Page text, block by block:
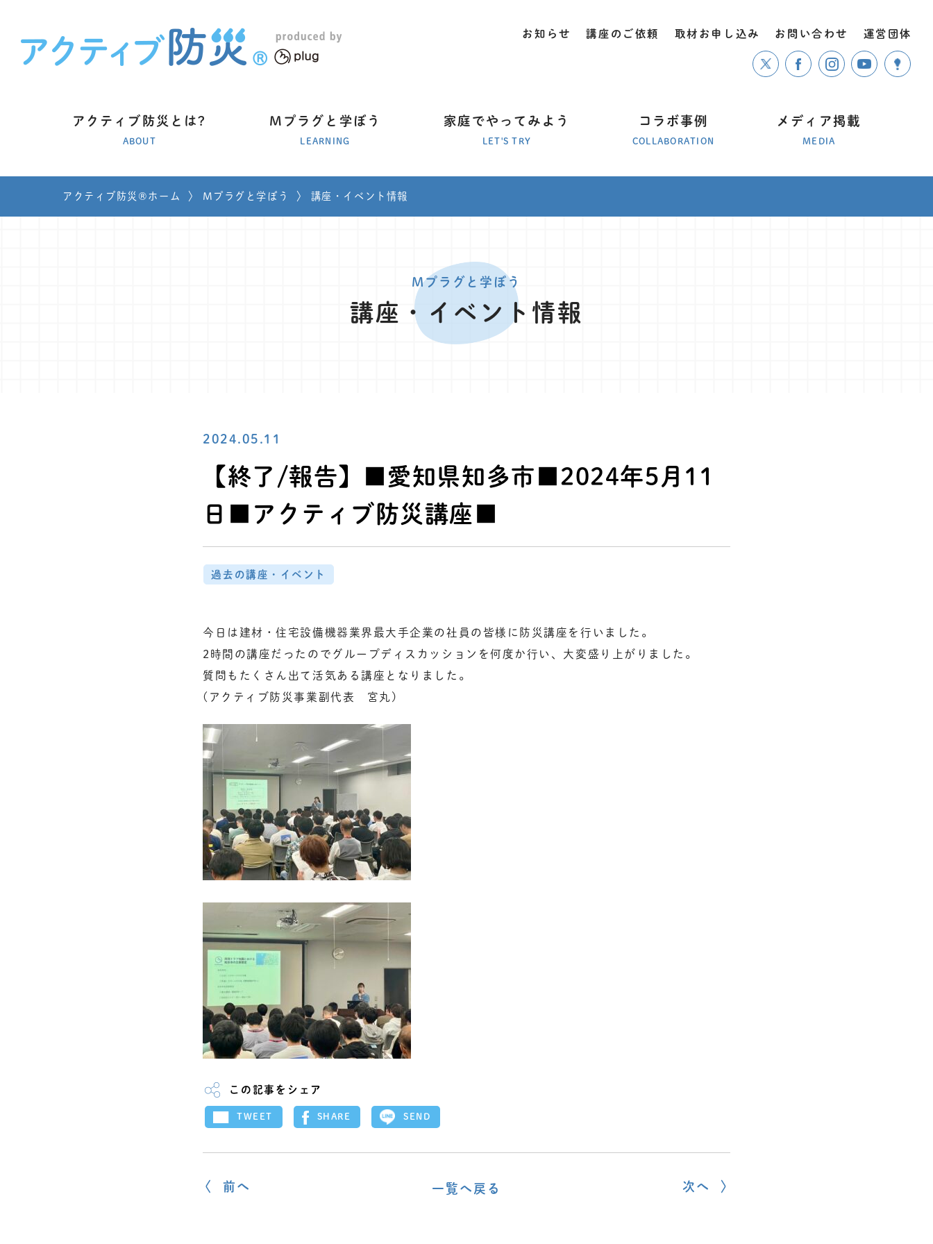
アクティブ防災とは?
ABOUT
Mプラグと学ぼう
LEARNING
家庭でやってみよう
LET'S TRY
コラボ事例
COLLABORATION
メディア掲載
MEDIA
お知らせ 講座のご依頼 取材お申し込み お問い合わせ 運営団体
アクティブ防災®ホーム 〉 Mプラグと学ぼう 〉 講座・イベント情報
Mプラグと学ぼう
講座・イベント情報
2024.05.11
【終了/報告】■愛知県知多市■2024年5月11
日■アクティブ防災講座■
過去の講座・イベント
今日は建材・住宅設備機器業界最大手企業の社員の皆様に防災講座を行いました。
2時間の講座だったのでグループディスカッションを何度か行い、大変盛り上がりました。
質問もたくさん出て活気ある講座となりました。
(アクティブ防災事業副代表 宮丸)
この記事をシェア
TWEET SHARE SEND
一覧へ戻る